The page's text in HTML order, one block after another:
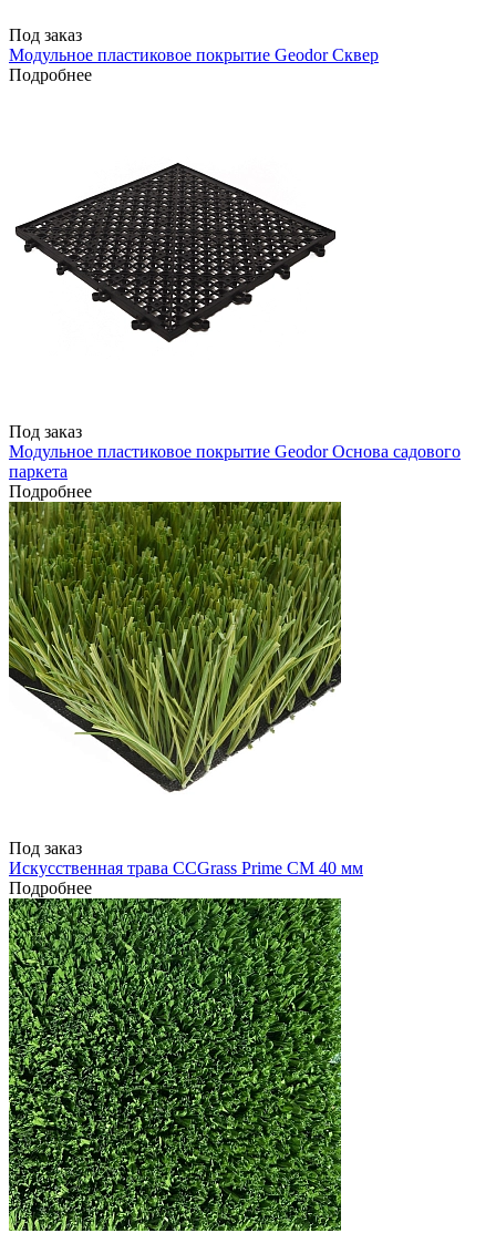
Под заказ
Модульное пластиковое покрытие Geodor Сквер
Подробнее
Под заказ
Модульное пластиковое покрытие Geodor Основа садового
паркета
Подробнее
Под заказ
Искусственная трава CCGrass Prime CM 40 мм
Подробнее